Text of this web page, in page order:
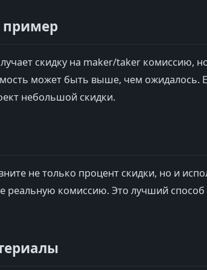
скидку на maker/taker комиссию,
может быть выше, чем ожидалось.
небольшой скидки.
не только процент скидки, но и
реальную комиссию. Это лучший